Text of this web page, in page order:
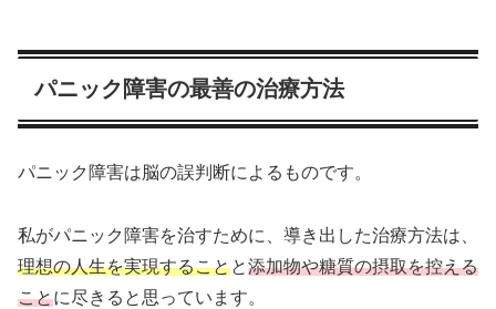
パニック障害の最善の治療方法
パニック障害は脳の誤判断によるものです。
私がパニック障害を治すために、導き出した治療方法は、
理想の人生を実現することと添加物や糖質の摂取を控える
ことに尽きると思っています。